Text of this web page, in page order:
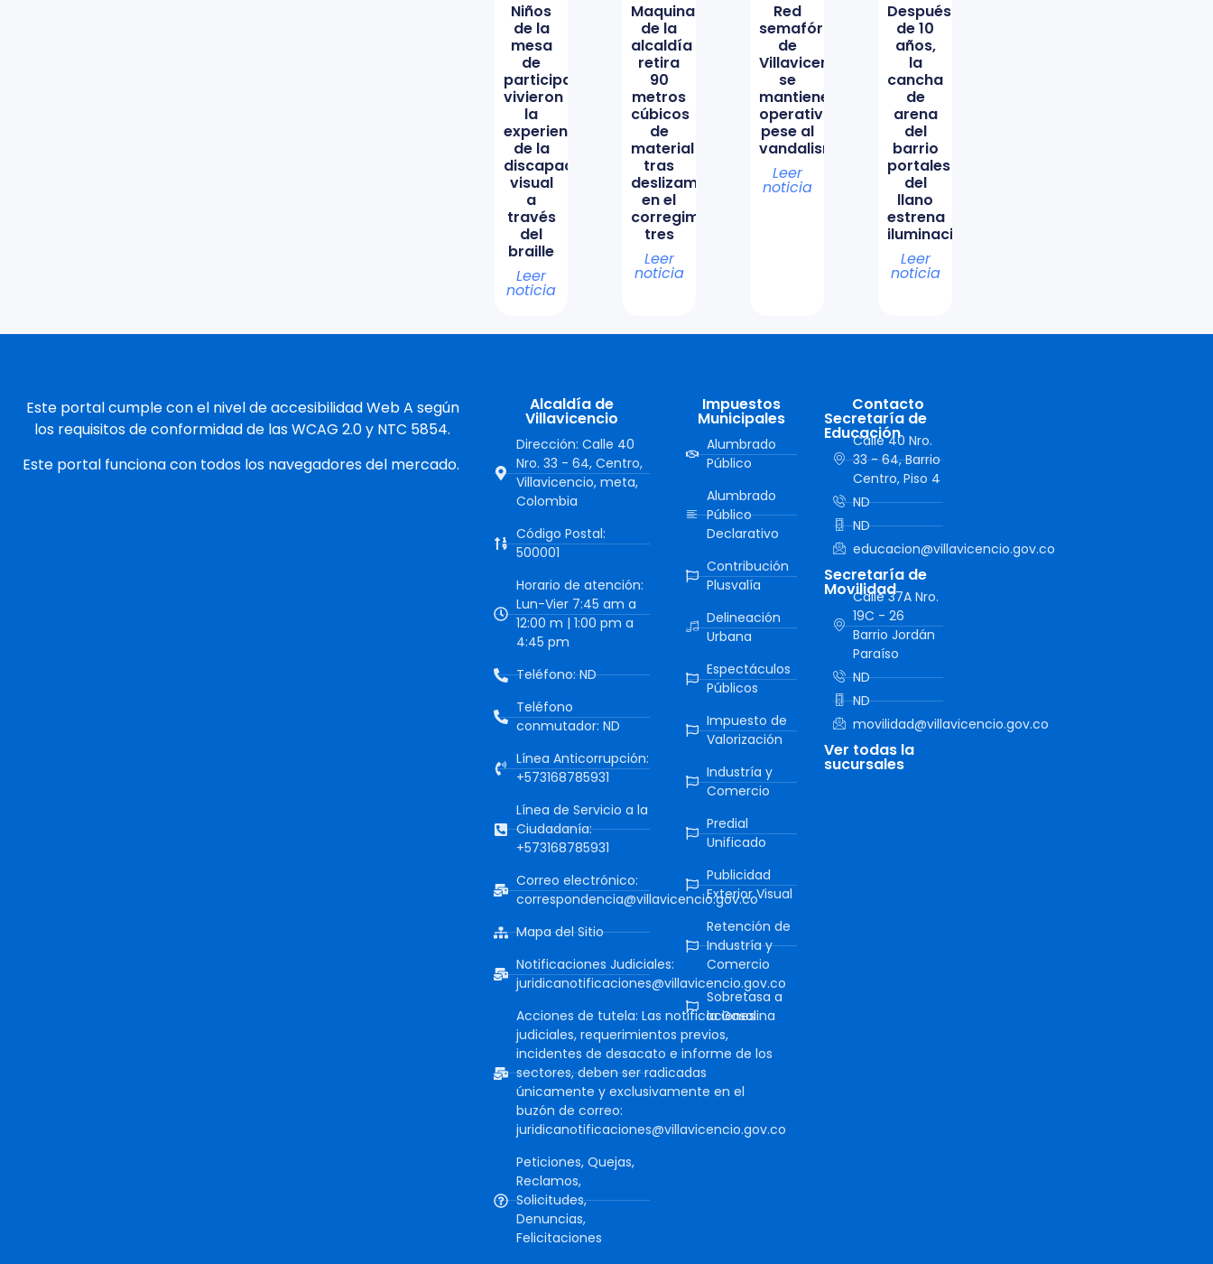
Niños
de la
mesa
de
participación
vivieron
la
experiencia
de la
discapacidad
visual
a
través
del
braille
Leer
noticia
Maquinaria
de la
alcaldía
retira
90
metros
cúbicos
de
material
tras
deslizamiento
en el
corregimiento
tres
Leer
noticia
Red
semafórica
de
Villavicencio
se
mantiene
operativa
pese al
vandalismo
Leer
noticia
Después
de 10
años,
la
cancha
de
arena
del
barrio
portales
del
llano
estrena
iluminación
Leer
noticia
Este portal cumple con el nivel de accesibilidad Web A según
los requisitos de conformidad de las WCAG 2.0 y NTC 5854.
Este portal funciona con todos los navegadores del mercado.
Alcaldía de
Villavicencio
Dirección: Calle 40
Nro. 33 - 64, Centro,
Villavicencio, meta,
Colombia
Código Postal:
500001
Horario de atención:
Lun-Vier 7:45 am a
12:00 m | 1:00 pm a
4:45 pm
Teléfono: ND
Teléfono
conmutador: ND
Línea Anticorrupción:
+573168785931
Línea de Servicio a la
Ciudadanía:
+573168785931
Correo electrónico:
correspondencia@villavicencio.gov.co
Mapa del Sitio
Notificaciones Judiciales:
juridicanotificaciones@villavicencio.gov.co
Acciones de tutela: Las notificaciones
judiciales, requerimientos previos,
incidentes de desacato e informe de los
sectores, deben ser radicadas
únicamente y exclusivamente en el
buzón de correo:
juridicanotificaciones@villavicencio.gov.co
Peticiones, Quejas,
Reclamos,
Solicitudes,
Denuncias,
Felicitaciones
Impuestos
Municipales
Alumbrado
Público
Alumbrado
Público
Declarativo
Contribución
Plusvalía
Delineación
Urbana
Espectáculos
Públicos
Impuesto de
Valorización
Industría y
Comercio
Predial
Unificado
Publicidad
Exterior Visual
Retención de
Industría y
Comercio
Sobretasa a
la Gasolina
Contacto
Secretaría de
Educación
Calle 40 Nro.
33 - 64, Barrio
Centro, Piso 4
ND
ND
educacion@villavicencio.gov.co
Secretaría de
Movilidad
Calle 37A Nro.
19C - 26
Barrio Jordán
Paraíso
ND
ND
movilidad@villavicencio.gov.co
Ver todas la
sucursales